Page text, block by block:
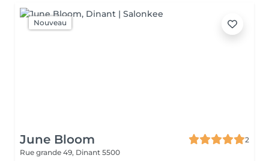
Nouveau
June Bloom
2
Rue grande 49, Dinant 5500